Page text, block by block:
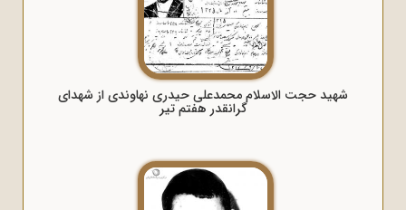
شهید حجت الاسلام محمدعلی حیدری نهاوندی از شهدای
گرانقدر هفتم تیر